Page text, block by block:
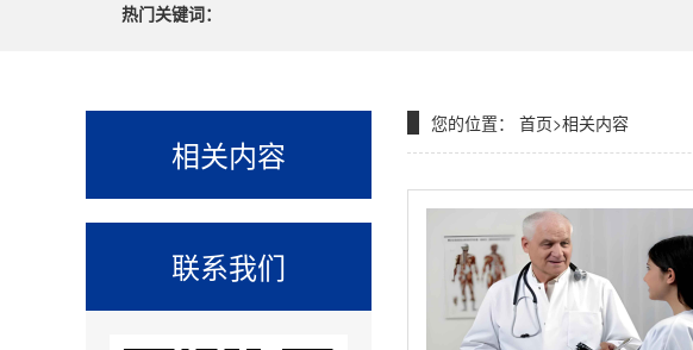
热门关键词：
相关内容
联系我们
您的位置： 首页>相关内容